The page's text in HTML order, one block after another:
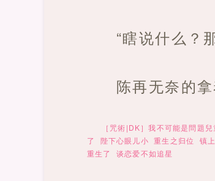
“瞎说什么？
陈再无奈的
［咒術|DK］我不可能是問題
了
陛下心眼儿小 重生之归位 镇
重生了
谈恋爱不如追星